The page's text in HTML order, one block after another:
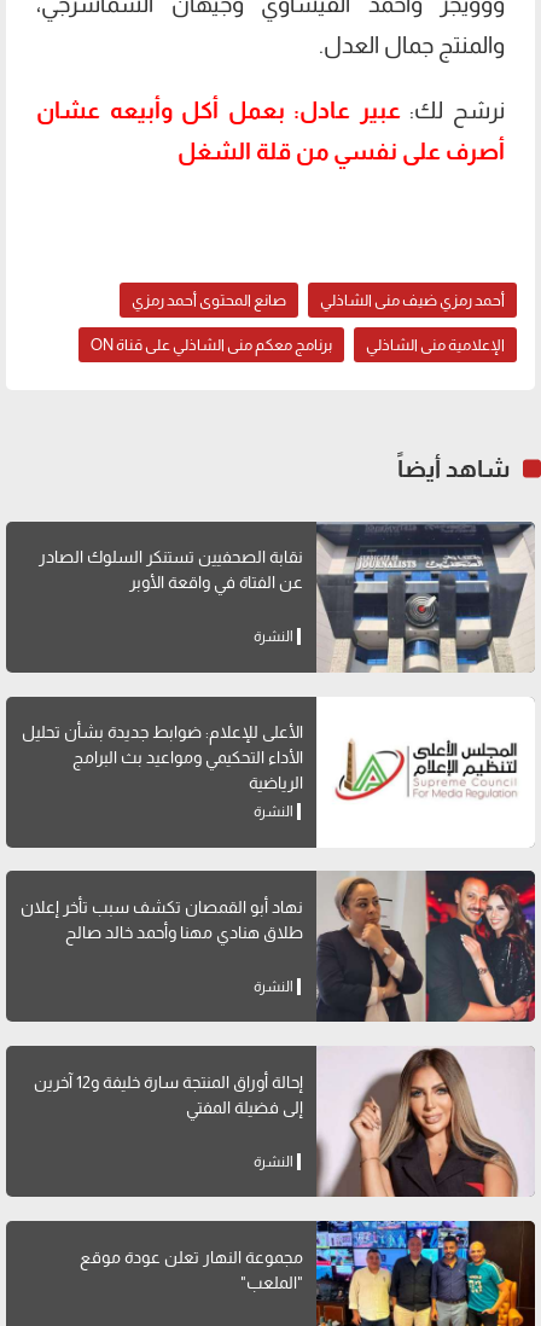
والمنتج جمال العدل.
نرشح لك:عبير عادل: بعمل أكل وأبيعه عشان
أصرف على نفسي من قلة الشغل
أحمد رمزي ضيف منى الشاذلي صانع المحتوى أحمد رمزي
الإعلامية منى الشاذلي برنامج معكم منى الشاذلي على قناة ON
شاهد أيضاً
نقابة الصحفيين تستنكر السلوك الصادر
عن الفتاة في واقعة الأوبر
النشرة
الأعلى للإعلام: ضوابط جديدة بشأن تحليل
الأداء التحكيمي ومواعيد بث البرامج
الرياضية
النشرة
نهاد أبو القمصان تكشف سبب تأخر إعلان
طلاق هنادي مهنا وأحمد خالد صالح
النشرة
إحالة أوراق المنتجة سارة خليفة و12 آخرين
إلى فضيلة المفتي
النشرة
مجموعة النهار تعلن عودة موقع
"الملعب"